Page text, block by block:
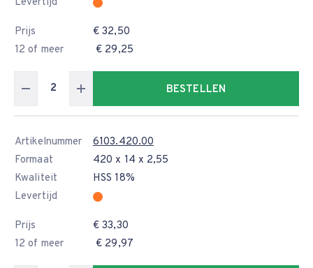
Prijs
€ 32,50
12 of meer
€ 29,25
BESTELLEN
Artikelnummer
6103.420.00
Formaat
420 x 14 x 2,55
Kwaliteit
HSS 18%
Levertijd
Prijs
€ 33,30
12 of meer
€ 29,97